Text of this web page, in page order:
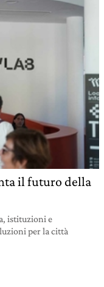
il futuro della
istituzioni e
per la città